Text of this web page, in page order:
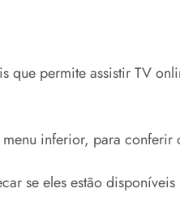
permite assistir TV
inferior, para conferir
se eles estão